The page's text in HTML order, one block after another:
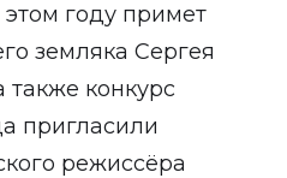
этом году примет
земляка Сергея
также конкурс
пригласили
режиссёра